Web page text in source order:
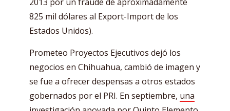
825 mil dólares al Export-Import de los
Estados Unidos).
Prometeo Proyectos Ejecutivos dejó los
negocios en Chihuahua, cambió de imagen y
se fue a ofrecer despensas a otros estados
gobernados por el PRI. En septiembre, una